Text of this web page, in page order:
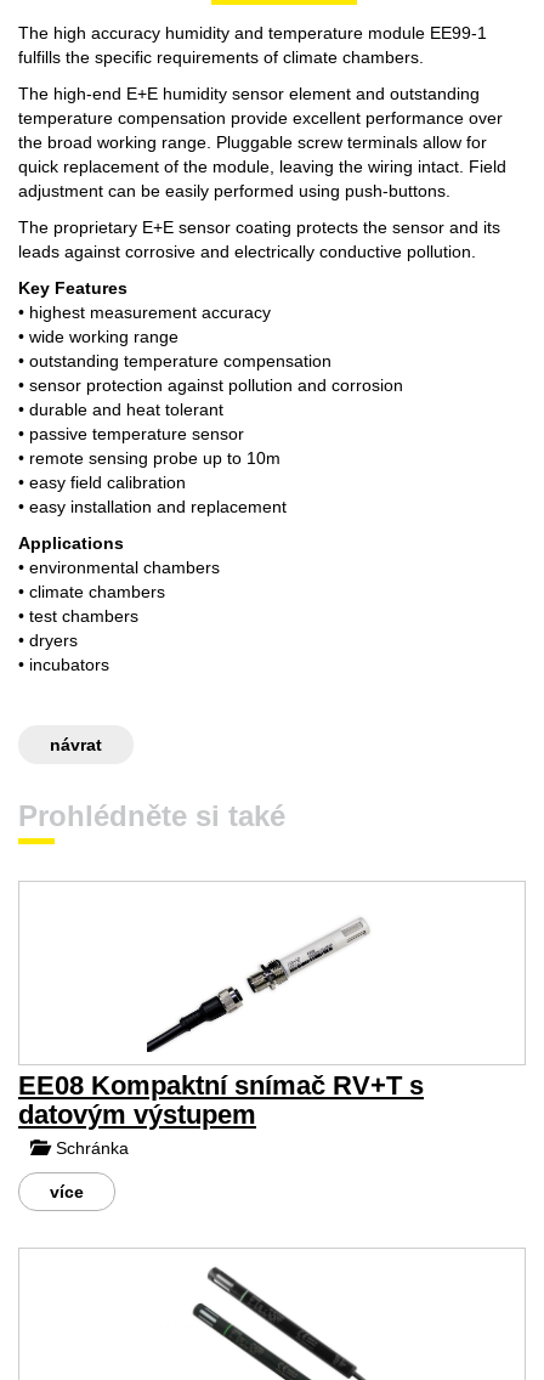
The high accuracy humidity and temperature module EE99-1
fulfills the specific requirements of climate chambers.
The high-end E+E humidity sensor element and outstanding
temperature compensation provide excellent performance over
the broad working range. Pluggable screw terminals allow for
quick replacement of the module, leaving the wiring intact. Field
adjustment can be easily performed using push-buttons.
The proprietary E+E sensor coating protects the sensor and its
leads against corrosive and electrically conductive pollution.
Key Features
• highest measurement accuracy
• wide working range
• outstanding temperature compensation
• sensor protection against pollution and corrosion
• durable and heat tolerant
• passive temperature sensor
• remote sensing probe up to 10m
• easy field calibration
• easy installation and replacement
Applications
• environmental chambers
• climate chambers
• test chambers
• dryers
• incubators
návrat
Prohlédněte si také
EE08 Kompaktní snímač RV+T s
datovým výstupem
Schránka
více